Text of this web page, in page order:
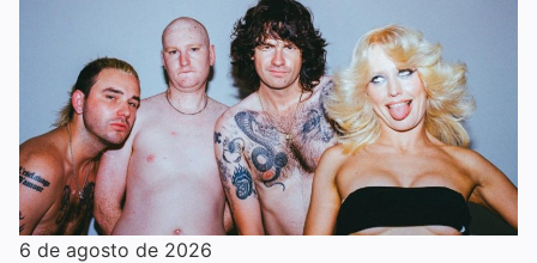
6 de agosto de 2026